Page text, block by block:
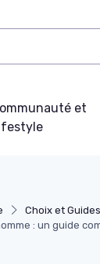
et
Choix et
: un guide